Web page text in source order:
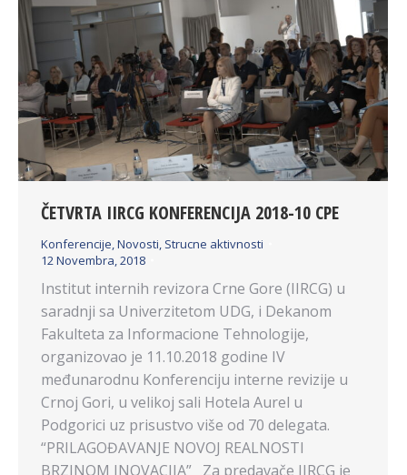
ČETVRTA IIRCG KONFERENCIJA 2018-10 CPE
Konferencije,Novosti, Strucne aktivnosti
12 Novembra, 2018
Institut internih revizora Crne Gore (IIRCG) u
saradnji sa Univerzitetom UDG, i Dekanom
Fakulteta za Informacione Tehnologije,
organizovao je 11.10.2018 godine IV
međunarodnu Konferenciju interne revizije u
Crnoj Gori, u velikoj sali Hotela Aurel u
Podgorici uz prisustvo više od 70 delegata.
“PRILAGOĐAVANJE NOVOJ REALNOSTI
BRZINOM INOVACIJA” Za predavače IIRCG je